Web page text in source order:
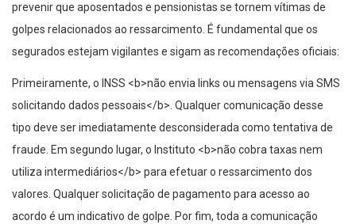
prevenir que aposentados e pensionistas se tornem vítimas de
golpes relacionados ao ressarcimento. É fundamental que os
segurados estejam vigilantes e sigam as recomendações oficiais:
Primeiramente, o INSS <b>não envia links ou mensagens via SMS
solicitando dados pessoais</b>. Qualquer comunicação desse
tipo deve ser imediatamente desconsiderada como tentativa de
fraude. Em segundo lugar, o Instituto <b>não cobra taxas nem
utiliza intermediários</b> para efetuar o ressarcimento dos
valores. Qualquer solicitação de pagamento para acesso ao
acordo é um indicativo de golpe. Por fim, toda a comunicação